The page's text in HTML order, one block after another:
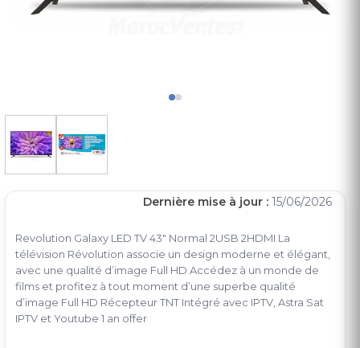
Revolution Galaxy LED TV 43" Normal 2USB 2HDMI La
télévision Révolution associe un design moderne et élégant,
avec une qualité d’image Full HD Accédez à un monde de
films et profitez à tout moment d’une superbe qualité
d’image Full HD Récepteur TNT Intégré avec IPTV, Astra Sat
IPTV et Youtube 1 an offer
Dernière mise à jour : 15/06/2026